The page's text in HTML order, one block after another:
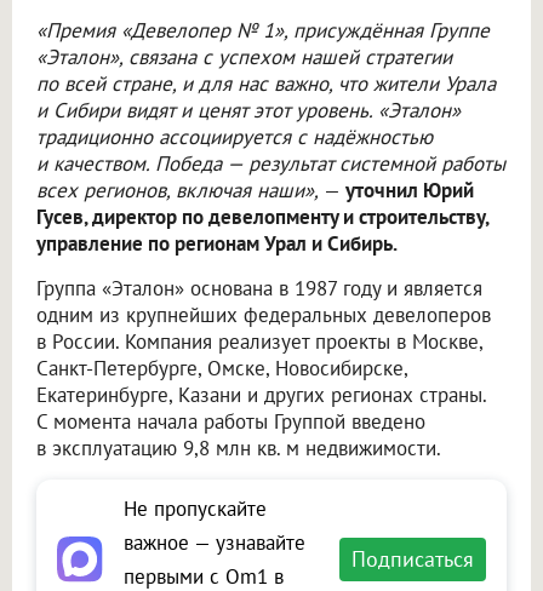
«Премия «Девелопер № 1», присуждённая Группе
«Эталон», связана с успехом нашей стратегии
по всей стране, и для нас важно, что жители Урала
и Сибири видят и ценят этот уровень. «Эталон»
традиционно ассоциируется с надёжностью
и качеством. Победа — результат системной работы
всех регионов, включая наши», — уточнил Юрий
Гусев, директор по девелопменту и строительству,
управление по регионам Урал и Сибирь.
Группа «Эталон» основана в 1987 году и является
одним из крупнейших федеральных девелоперов
в России. Компания реализует проекты в Москве,
Санкт-Петербурге, Омске, Новосибирске,
Екатеринбурге, Казани и других регионах страны.
С момента начала работы Группой введено
в эксплуатацию 9,8 млн кв. м недвижимости.
Не пропускайте
важное — узнавайте
первыми с Om1 в
Подписаться